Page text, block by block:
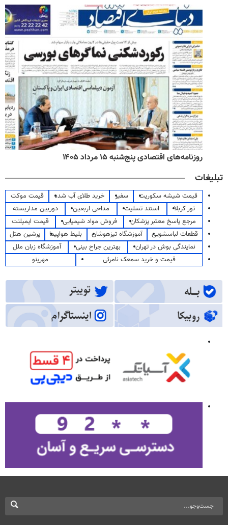
روزنامه‌های اقتصادی پنج‌شنبه ۱۵ مرداد ۱۴۰۵
تبلیغات
قیمت شیشه سکوریت سفیر خرید طلای آب شده
قیمت موکت
تور کربلا
استند تسلیت مداحی اربعین
دوربین مداربسته
مرجع پاسخ معتبر پزشکان
فروش مواد شیمیایی
قیمت ایمپلنت
قطعات لباسشویی
آموزشگاه تیزهوشان بلیط هواپیما
پرشین هتل
نمایندگی بوش در تهران
بهترین جراح بینی
آموزشگاه زبان ملل
قیمت و خرید سمعک نامرئی
مهرینو